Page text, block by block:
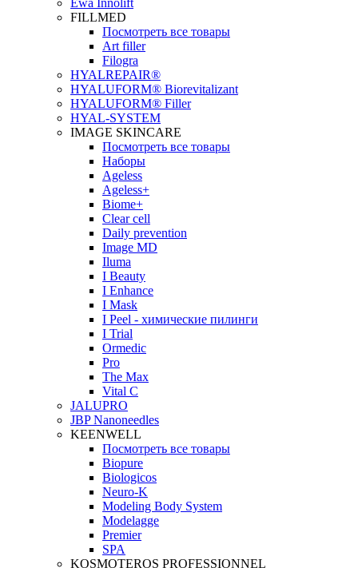
Ewa Innolift
FILLMED
Посмотреть все товары
Art filler
Filogra
НYALREPAIR®
HYALUFORM® Biorevitalizant
HYALUFORM® Filler
HYAL-SYSTEM
IMAGE SKINCARE
Посмотреть все товары
Наборы
Ageless
Ageless+
Biome+
Clear cell
Daily prevention
Image MD
Iluma
I Beauty
I Enhance
I Mask
I Peel - химические пилинги
I Trial
Ormedic
Pro
The Max
Vital C
JALUPRO
JBP Nanoneedles
KEENWELL
Посмотреть все товары
Biopure
Biologicos
Neuro‑K
Modeling Body System
Modelagge
Premier
SPA
KOSMOTEROS PROFESSIONNEL